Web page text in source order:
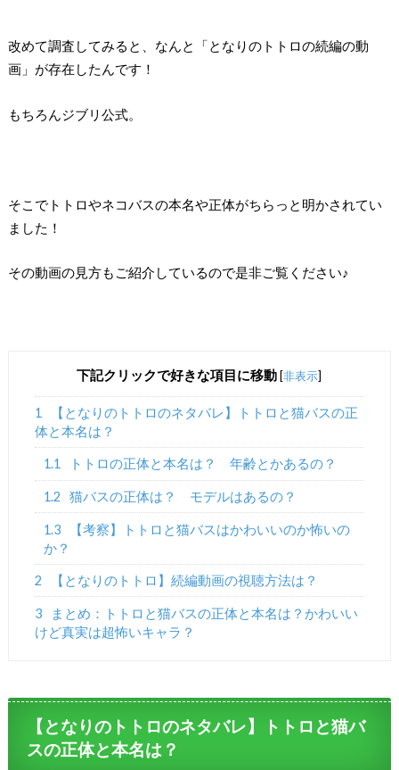
改めて調査してみると、なんと「となりのトトロの続編の動
画」が存在したんです！
もちろんジブリ公式。
そこでトトロやネコバスの本名や正体がちらっと明かされてい
ました！
その動画の見方もご紹介しているので是非ご覧ください♪
下記クリックで好きな項目に移動 [非表示]
1
【となりのトトロのネタバレ】トトロと猫バスの正
体と本名は？
1.1 トトロの正体と本名は？ 年齢とかあるの？
1.2 猫バスの正体は？ モデルはあるの？
1.3
【考察】トトロと猫バスはかわいいのか怖いの
か？
2 【となりのトトロ】続編動画の視聴方法は？
3
まとめ：トトロと猫バスの正体と本名は？かわいい
けど真実は超怖いキャラ？
【となりのトトロのネタバレ】トトロと猫バ
スの正体と本名は？